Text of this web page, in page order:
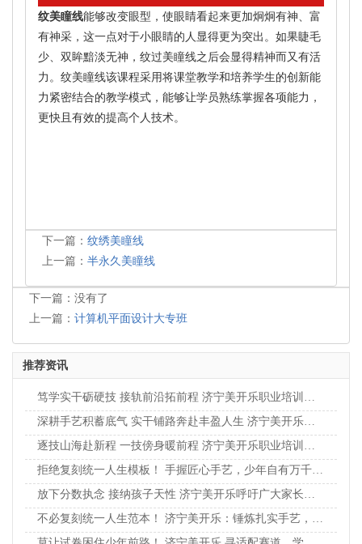
纹美瞳线能够改变眼型，使眼睛看起来更加炯炯有神、富
有神采，这一点对于小眼睛的人显得更为突出。如果睫毛
少、双眸黯淡无神，纹过美瞳线之后会显得精神而又有活
力。纹美瞳线该课程采用将课堂教学和培养学生的创新能
力紧密结合的教学模式，能够让学员熟练掌握各项能力，
更快且有效的提高个人技术。
下一篇： 纹绣美瞳线
上一篇： 半永久美瞳线
下一篇：没有了
上一篇： 计算机平面设计大专班
推荐资讯
笃学实干砺硬技 接轨前沿拓前程 济宁美开乐职业培训学校助力青年稳健立业
深耕手艺积蓄底气 实干铺路奔赴丰盈人生 济宁美开乐以实操教学赋能青年多元成长纪实
逐技山海赴新程 一技傍身暖前程 济宁美开乐职业培训学校赋能少年重塑青春赛道
拒绝复刻统一人生模板！ 手握匠心手艺，少年自有万千坦途 济宁美开乐 2026 面向全城青年火热招生
放下分数执念 接纳孩子天性 济宁美开乐呼吁广大家长：成长无统一模板，巧手匠心亦可安稳度日
不必复刻统一人生范本！ 济宁美开乐：锤炼扎实手艺，少年自有万千坦途